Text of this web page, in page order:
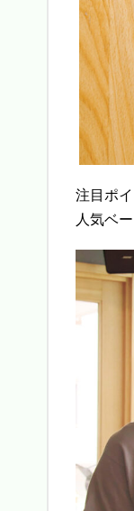
注目ポ
人気ベ